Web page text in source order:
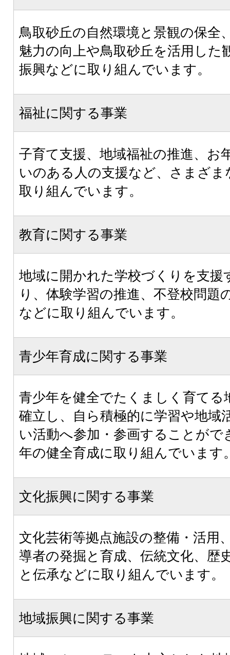
鳥取砂丘の自然環境と景観の保全
魅力の向上や鳥取砂丘を活用した
振興などに取り組んでいます。
福祉に関する事業
子育て支援、地域福祉の推進、お
いのある人の支援など、さまざま
取り組んでいます。
教育に関する事業
地域に開かれた学校づくりを支援
り、体験学習の推進、不登校問題
などに取り組んでいます。
青少年育成に関する事業
青少年を健全でたくましく育てる
確立し、自ら積極的に学習や地域
い活動へ参加・参画することがで
年の健全育成に取り組んでいます
文化振興に関する事業
文化芸術等拠点施設の整備・活用
導者の発掘と育成、伝統文化、歴
と伝承などに取り組んでいます。
地域振興に関する事業